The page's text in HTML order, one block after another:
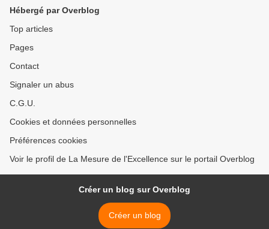
Hébergé par Overblog
Top articles
Pages
Contact
Signaler un abus
C.G.U.
Cookies et données personnelles
Préférences cookies
Voir le profil de La Mesure de l'Excellence sur le portail Overblog
Créer un blog sur Overblog
Créer un blog